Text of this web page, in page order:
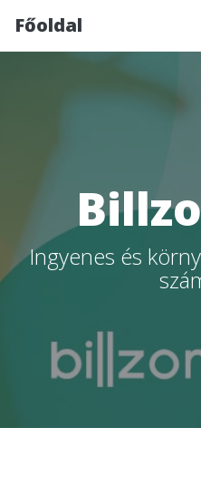
Főoldal
Ingyenes és